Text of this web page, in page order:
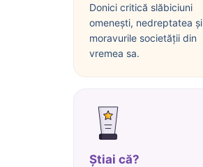
Donici critică slăbiciuni
omenești, nedreptatea și
moravurile societății din
vremea sa.
Știai că?